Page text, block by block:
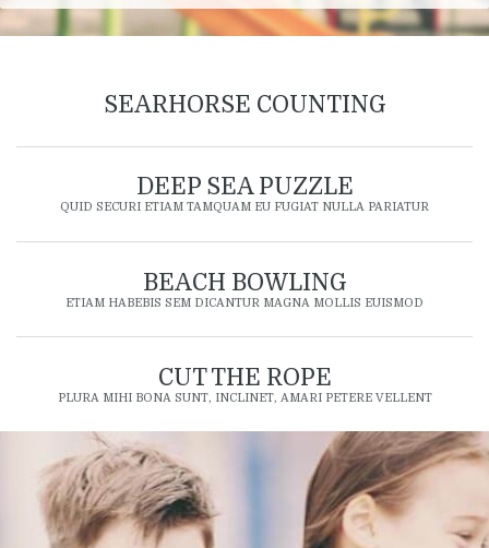
SEARHORSE COUNTING
DEEP SEA PUZZLE
QUID SECURI ETIAM TAMQUAM EU FUGIAT NULLA PARIATUR
BEACH BOWLING
ETIAM HABEBIS SEM DICANTUR MAGNA MOLLIS EUISMOD
CUT THE ROPE
PLURA MIHI BONA SUNT, INCLINET, AMARI PETERE VELLENT